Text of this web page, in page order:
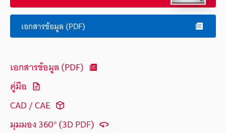
เอกสารข้อมูล (PDF)
เอกสารข้อมูล (PDF)
คู่มือ
CAD / CAE
มุมมอง 360° (3D PDF)